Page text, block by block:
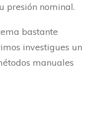
presión nominal.
bastante
investigues un
manuales